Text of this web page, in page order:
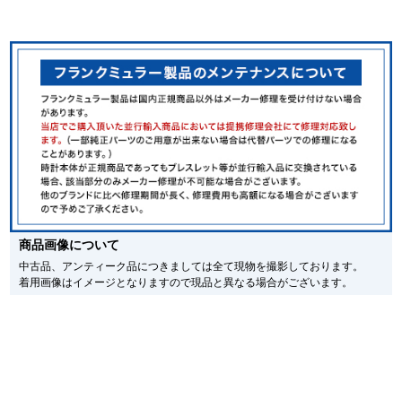
買取サロン
GINZA RASIN公式ブログ
WEBマガジン 買取ブログ
商品画像について
中古品、アンティーク品につきましては全て現物を撮影しております。
着用画像はイメージとなりますので現品と異なる場合がございます。
メーカー保護シールの有無に個体差がございますのでご了承下さいませ。
また、メーカーにてマイナーチェンジがなされる場合がございますが、在庫品
の仕様で販売させていただきますので予めご了承の程お願いいたします。
尚、中古品、アンティーク品につきましては現品を撮影しております。
※光の加減やモニターの設定により、実際の商品と色目が異なる場合がござい
ます。
※シリアルナンバーや限定番号につきましては、プライバシーの関係上WEBへ
の掲載を控えております。
またお電話でお問い合わせ頂きましてもお答えできません。
※当店では店頭販売も行っております為、サイトでのご注文と店頭処理との時
間差で在庫切れになる場合がございます。
予めご了承くださいませ。
また、ご来店にてご購入を希望される場合にも、事前に在庫の確認をお電話か
メールにてお問い合わせいただけますようお願いいたします。
※アンティーク品やユーズド品の場合、外装および内部機械に代替部品を使用